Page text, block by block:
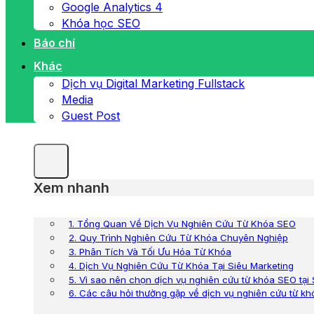
Google Analytics 4
Khóa học SEO
Báo chí
Khác
Dịch vụ Digital Marketing Fullstack
Media
Guest Post
Xem nhanh
1. Tổng Quan Về Dịch Vụ Nghiên Cứu Từ Khóa SEO
2. Quy Trình Nghiên Cứu Từ Khóa Chuyên Nghiệp
3. Phân Tích Và Tối Ưu Hóa Từ Khóa
4. Dịch Vụ Nghiên Cứu Từ Khóa Tại Siêu Marketing
5. Vì sao nên chọn dịch vụ nghiên cứu từ khóa SEO tại
6. Các câu hỏi thường gặp về dịch vụ nghiên cứu từ